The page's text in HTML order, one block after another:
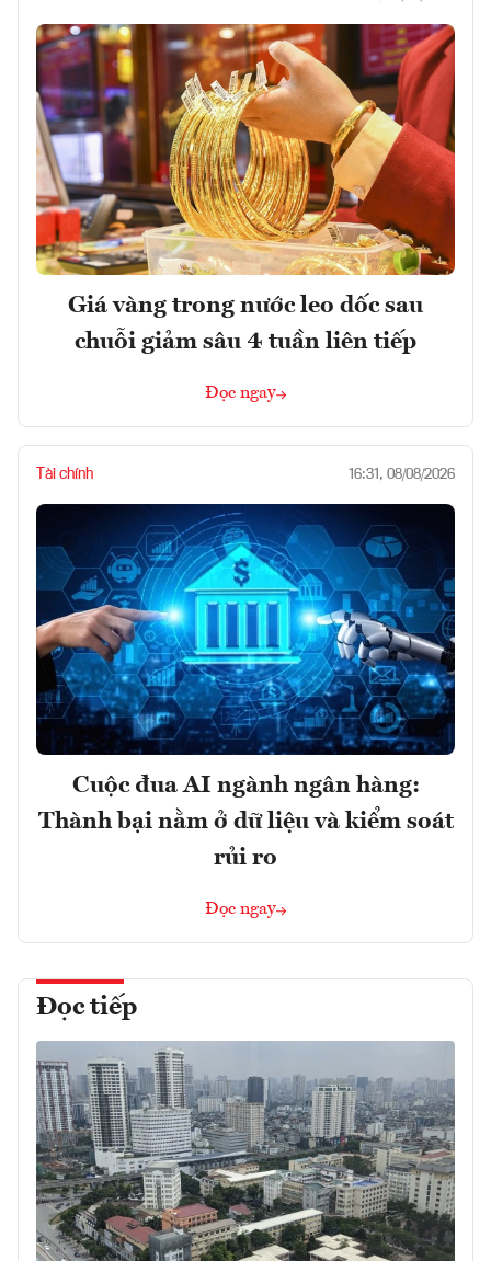
Giá vàng trong nước leo dốc sau
chuỗi giảm sâu 4 tuần liên tiếp
Đọc ngay
Tài chính 16:31, 08/08/2026
Cuộc đua AI ngành ngân hàng:
Thành bại nằm ở dữ liệu và kiểm soát
rủi ro
Đọc ngay
Đọc tiếp